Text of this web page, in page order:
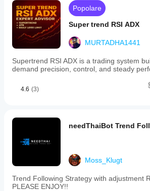
Popolare
Super trend RSI ADX
MURTADHA1441
Supertrend RSI ADX is a trading system
demand precision, control, and steady
4.6 (3)
needThaiBot Trend
Moss_Klugt
Trend Following Strategy with adjustment
PLEASE ENJOY!!